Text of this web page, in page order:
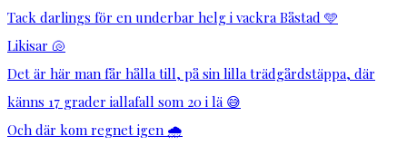
Tack darlings för en underbar helg i vackra Båstad 🩵
Likisar 🐚
Det är här man får hålla till, på sin lilla trädgårdstäppa, där
känns 17 grader iallafall som 20 i lä 😅
Och där kom regnet igen 🌧️